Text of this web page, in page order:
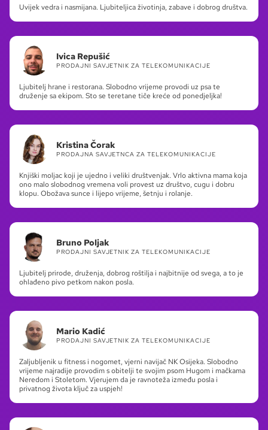
Uvijek vedra i nasmijana. Ljubiteljica životinja, zabave i dobrog društva.
Ivica Repušić
PRODAJNI SAVJETNIK ZA TELEKOMUNIKACIJE
Ljubitelj hrane i restorana. Slobodno vrijeme provodi uz psa te
druženje sa ekipom. Sto se teretane tiče kreće od ponedjeljka!
Kristina Čorak
PRODAJNA SAVJETNCA ZA TELEKOMUNIKACIJE
Knjiški moljac koji je ujedno i veliki društvenjak. Vrlo aktivna mama koja
ono malo slobodnog vremena voli provest uz društvo, cugu i dobru
klopu. Obožava sunce i lijepo vrijeme, šetnju i rolanje.
Bruno Poljak
PRODAJNI SAVJETNIK ZA TELEKOMUNIKACIJE
Ljubitelj prirode, druženja, dobrog roštilja i najbitnije od svega, a to je
ohlađeno pivo petkom nakon posla.
Mario Kadić
PRODAJNI SAVJETNIK ZA TELEKOMUNIKACIJE
Zaljubljenik u fitness i nogomet, vjerni navijač NK Osijeka. Slobodno
vrijeme najradije provodim s obitelji te svojim psom Hugom i mačkama
Neredom i Stoletom. Vjerujem da je ravnoteža između posla i
privatnog života ključ za uspjeh!